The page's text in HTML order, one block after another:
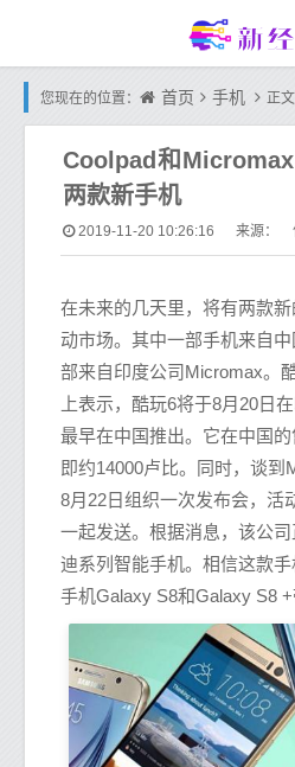
您现在的位置： 首页 手机 正文
Coolpad和
两款新手机
2019-11-20 10:26:16 来源：
在未来的几天里，将有两款
动市场。其中一部手机来自
部来自印度公司Micromax。
上表示，酷玩6将于8月20日
最早在中国推出。它在中国的
即约14000卢比。同时，谈到
8月22日组织一次发布会，活
一起发送。根据消息，该公
迪系列智能手机。相信这款
手机Galaxy S8和Galaxy S8 +